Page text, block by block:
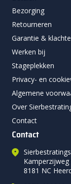
Bezorging
Retourneren
Garantie &
Werken bij
Stageplekken
Privacy- en
Algemene
Over
Contact
Contact
Kamperzijweg
8181 NC